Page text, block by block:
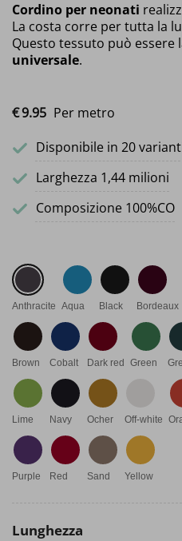
Cordino per neonati
La costa corre per tutta la
Questo tessuto può essere
universale.
€9.95 Per metro
Disponibile in 20
Larghezza 1,44 milioni
Composizione 100%CO
Anthracite Aqua Black Bordeaux
Brown Cobalt Dark red Green
Lime Navy Ocher Off-white
Purple Red Sand Yellow
Lunghezza